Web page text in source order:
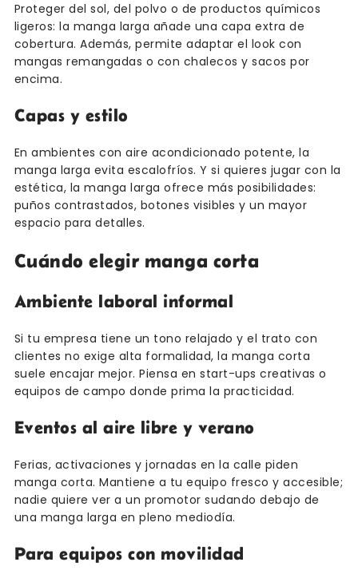
Proteger del sol, del polvo o de productos químicos
ligeros: la manga larga añade una capa extra de
cobertura. Además, permite adaptar el look con
mangas remangadas o con chalecos y sacos por
encima.
Capas y estilo
En ambientes con aire acondicionado potente, la
manga larga evita escalofríos. Y si quieres jugar con la
estética, la manga larga ofrece más posibilidades:
puños contrastados, botones visibles y un mayor
espacio para detalles.
Cuándo elegir manga corta
Ambiente laboral informal
Si tu empresa tiene un tono relajado y el trato con
clientes no exige alta formalidad, la manga corta
suele encajar mejor. Piensa en start-ups creativas o
equipos de campo donde prima la practicidad.
Eventos al aire libre y verano
Ferias, activaciones y jornadas en la calle piden
manga corta. Mantiene a tu equipo fresco y accesible;
nadie quiere ver a un promotor sudando debajo de
una manga larga en pleno mediodía.
Para equipos con movilidad